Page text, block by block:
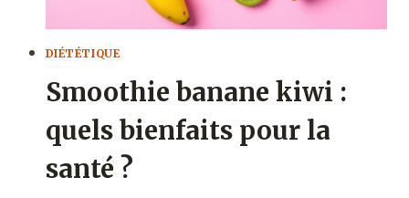
DIÉTÉTIQUE
Smoothie banane kiwi :
quels bienfaits pour la
santé ?